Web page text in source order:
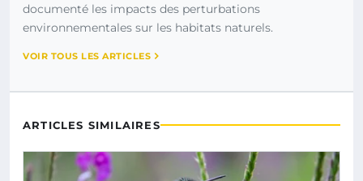
documenté les impacts des perturbations
environnementales sur les habitats naturels.
VOIR TOUS LES ARTICLES
ARTICLES SIMILAIRES